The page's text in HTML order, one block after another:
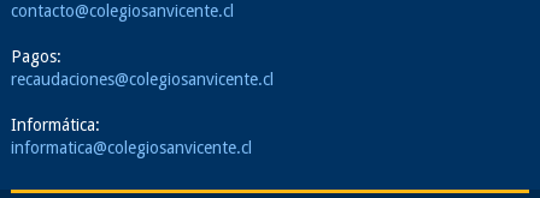
contacto@colegiosanvicente.cl
Pagos:
recaudaciones@colegiosanvicente.cl
Informática:
informatica@colegiosanvicente.cl